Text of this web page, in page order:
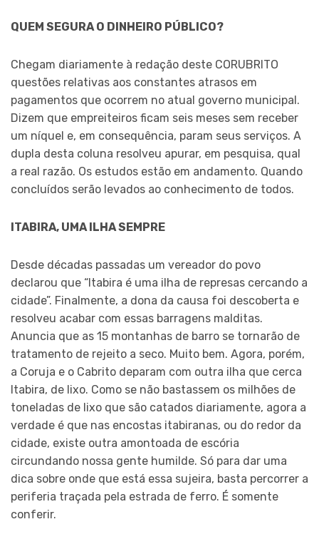
QUEM SEGURA O DINHEIRO PÚBLICO?
Chegam diariamente à redação deste CORUBRITO
questões relativas aos constantes atrasos em
pagamentos que ocorrem no atual governo municipal.
Dizem que empreiteiros ficam seis meses sem receber
um níquel e, em consequência, param seus serviços. A
dupla desta coluna resolveu apurar, em pesquisa, qual
a real razão. Os estudos estão em andamento. Quando
concluídos serão levados ao conhecimento de todos.
ITABIRA, UMA ILHA SEMPRE
Desde décadas passadas um vereador do povo
declarou que “Itabira é uma ilha de represas cercando a
cidade”. Finalmente, a dona da causa foi descoberta e
resolveu acabar com essas barragens malditas.
Anuncia que as 15 montanhas de barro se tornarão de
tratamento de rejeito a seco. Muito bem. Agora, porém,
a Coruja e o Cabrito deparam com outra ilha que cerca
Itabira, de lixo. Como se não bastassem os milhões de
toneladas de lixo que são catados diariamente, agora a
verdade é que nas encostas itabiranas, ou do redor da
cidade, existe outra amontoada de escória
circundando nossa gente humilde. Só para dar uma
dica sobre onde que está essa sujeira, basta percorrer a
periferia traçada pela estrada de ferro. É somente
conferir.